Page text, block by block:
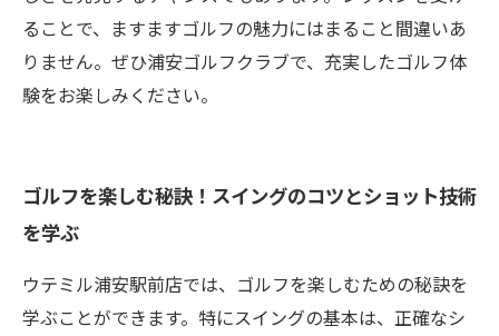
ることで、ますますゴルフの魅力にはまること間違いあ
りません。ぜひ浦安ゴルフクラブで、充実したゴルフ体
験をお楽しみください。
ゴルフを楽しむ秘訣！スイングのコツとショット技術
を学ぶ
ウテミル浦安駅前店では、ゴルフを楽しむための秘訣を
学ぶことができます。特にスイングの基本は、正確なシ